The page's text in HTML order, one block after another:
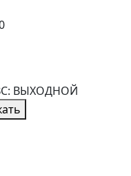
ВС: ВЫХОДНОЙ